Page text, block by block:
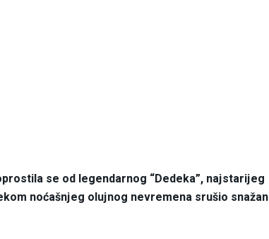
se od legendarnog “Dedeka”, najstarijeg
noćašnjeg olujnog nevremena srušio snažan